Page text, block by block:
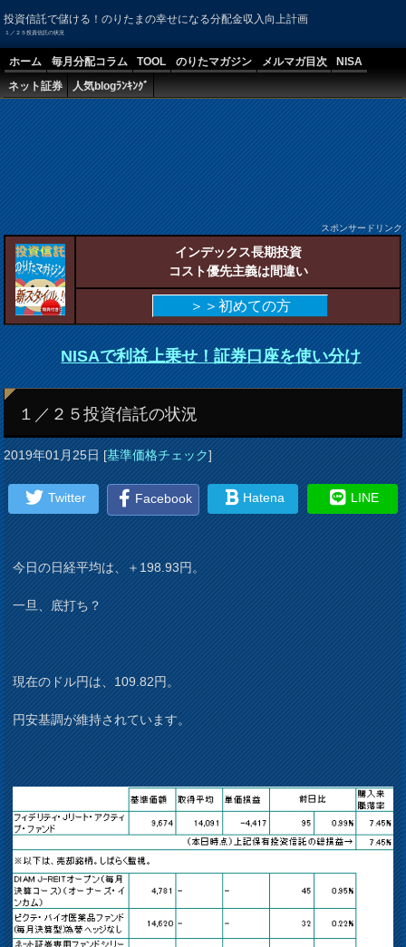
投資信託で儲ける！のりたまの幸せになる分配金収入向上計画
１／２５投資信託の状況
ホーム 毎月分配コラム TOOL のりたマガジン メルマガ目次
NISA
ネット証券
人気blogﾗﾝｷﾝｸﾞ
スポンサードリンク
インデックス長期投資
コスト優先主義は間違い
＞＞初めての方
NISAで利益上乗せ！証券口座を使い分け
１／２５投資信託の状況
2019年01月25日[基準価格チェック]
Twitter Facebook Hatena LINE
今日の日経平均は、＋198.93円。
一旦、底打ち？
現在のドル円は、109.82円。
円安基調が維持されています。